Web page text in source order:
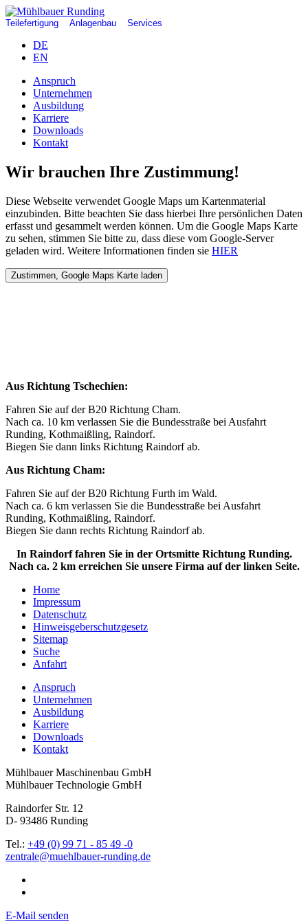
Teilefertigung Anlagenbau Services
DE
EN
Anspruch
Unternehmen
Ausbildung
Karriere
Downloads
Kontakt
Wir brauchen Ihre Zustimmung!
Diese Webseite verwendet Google Maps um Kartenmaterial
einzubinden. Bitte beachten Sie dass hierbei Ihre persönlichen Daten
erfasst und gesammelt werden können. Um die Google Maps Karte
zu sehen, stimmen Sie bitte zu, dass diese vom Google-Server
geladen wird. Weitere Informationen finden sie HIER
Aus Richtung Tschechien:
Fahren Sie auf der B20 Richtung Cham.
Nach ca. 10 km verlassen Sie die Bundesstraße bei Ausfahrt
Runding, Kothmaißling, Raindorf.
Biegen Sie dann links Richtung Raindorf ab.
Aus Richtung Cham:
Fahren Sie auf der B20 Richtung Furth im Wald.
Nach ca. 6 km verlassen Sie die Bundesstraße bei Ausfahrt
Runding, Kothmaißling, Raindorf.
Biegen Sie dann rechts Richtung Raindorf ab.
In Raindorf fahren Sie in der Ortsmitte Richtung Runding.
Nach ca. 2 km erreichen Sie unsere Firma auf der linken Seite.
Home
Impressum
Datenschutz
Hinweisgeber­­schutzgesetz
Sitemap
Suche
Anfahrt
Anspruch
Unternehmen
Ausbildung
Karriere
Downloads
Kontakt
Mühlbauer Maschinenbau GmbH
Mühlbauer Technologie GmbH
Raindorfer Str. 12
D- 93486 Runding
Tel.: +49 (0) 99 71 - 85 49 -0
E-Mail senden